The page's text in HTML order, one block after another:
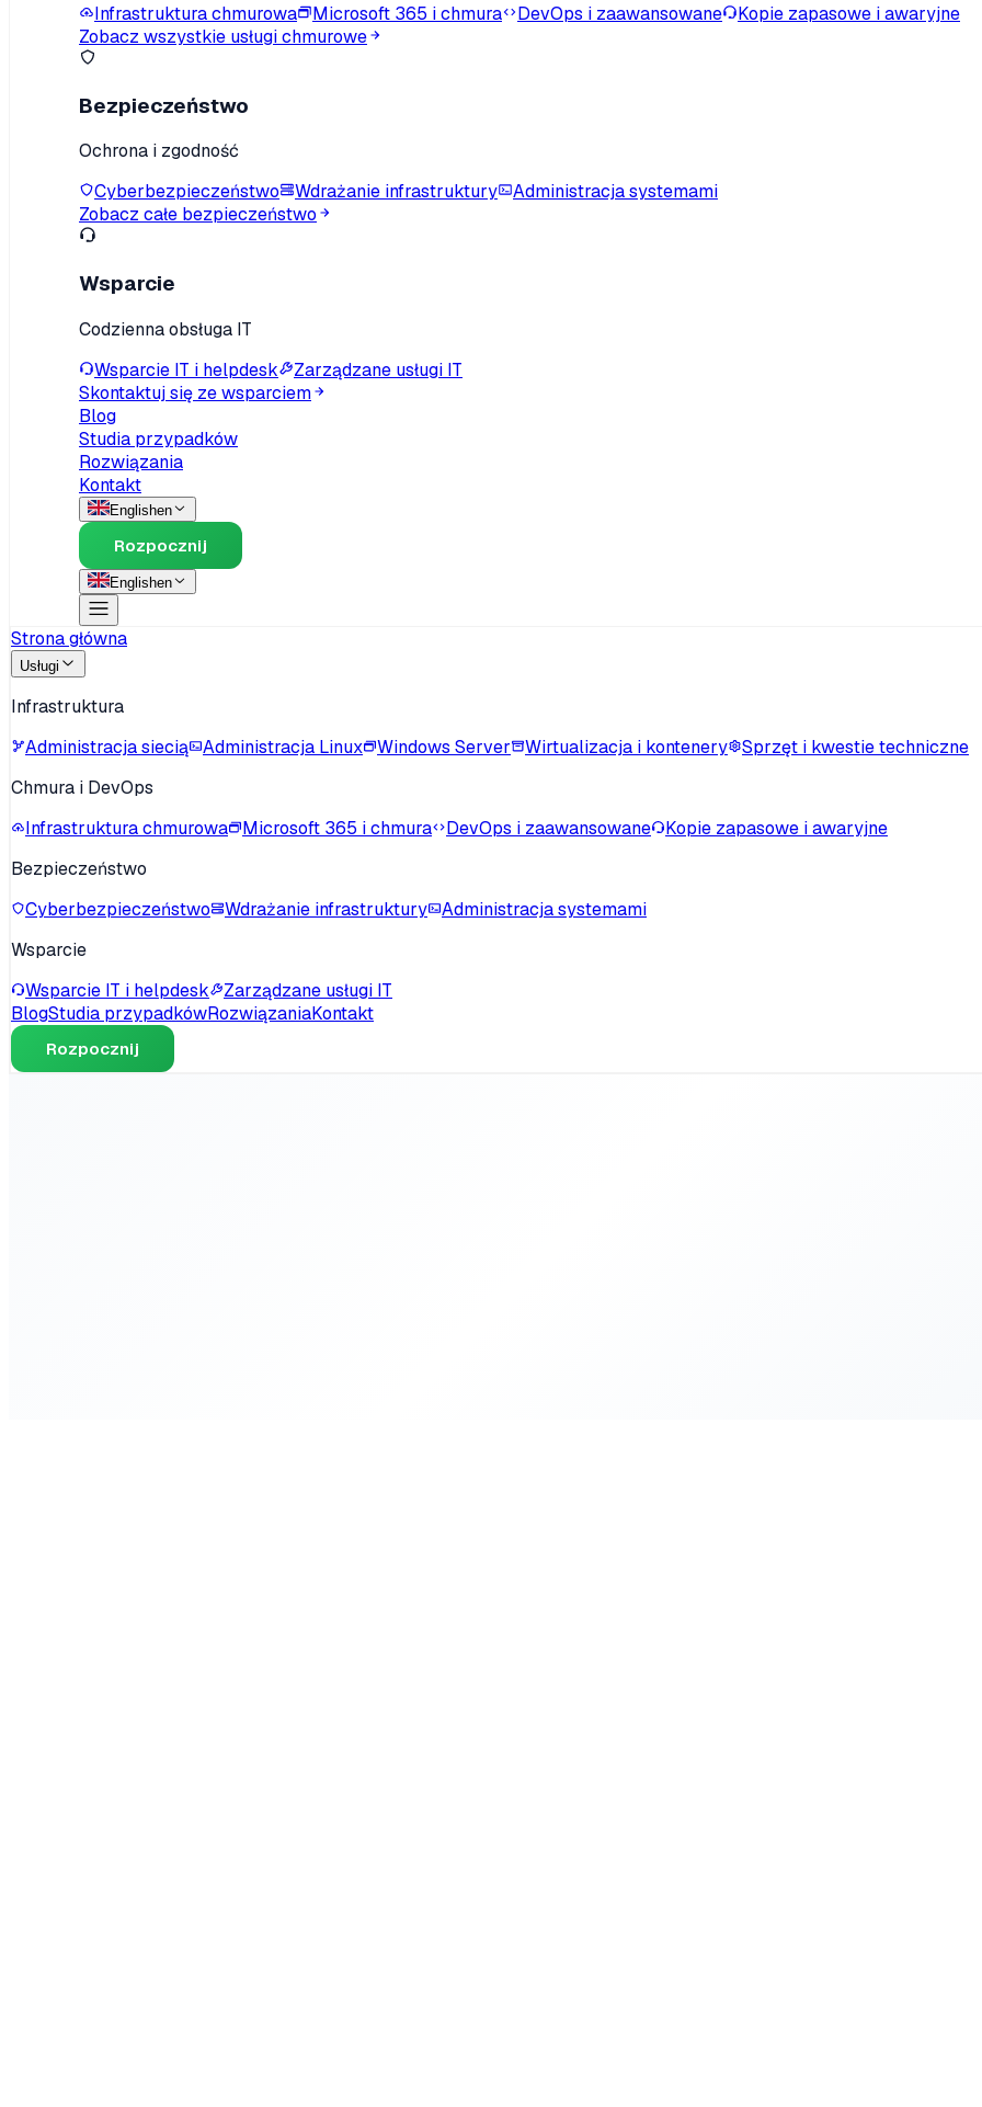
Infrastruktura chmurowa
Microsoft 365 i chmura DevOps i zaawansowane
Kopie zapasowe i awaryjne
Zobacz wszystkie usługi chmurowe
Bezpieczeństwo
Ochrona i zgodność
Cyberbezpieczeństwo
Wdrażanie infrastruktury
Administracja systemami
Zobacz całe bezpieczeństwo
Wsparcie
Codzienna obsługa IT
Wsparcie IT i helpdesk
Zarządzane usługi IT
Skontaktuj się ze wsparciem
Blog
Studia przypadków
Rozwiązania
Kontakt
Englishen
Rozpocznij
Englishen
Strona główna
Usługi
Infrastruktura
Administracja siecią
Administracja Linux Windows Server Wirtualizacja i kontenery
Sprzęt i kwestie techniczne
Chmura i DevOps
Infrastruktura chmurowa
Microsoft 365 i chmura DevOps i zaawansowane
Kopie zapasowe i awaryjne
Bezpieczeństwo
Cyberbezpieczeństwo
Wdrażanie infrastruktury
Administracja systemami
Wsparcie
Wsparcie IT i helpdesk
Zarządzane usługi IT
BlogStudia przypadkówRozwiązaniaKontakt
Rozpocznij